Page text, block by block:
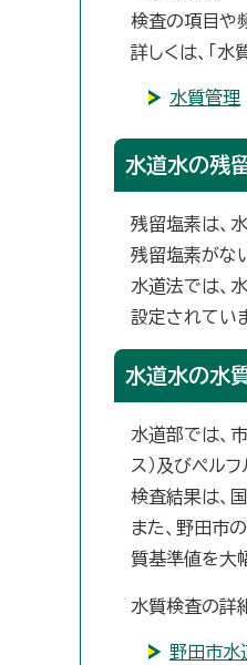
検査の項目や
詳しくは、「水
水質管理
水道水の残
残留塩素は、
残留塩素がな
水道法では、
設定されてい
水道水の水
水道部では、
ス）及びペル
検査結果は、
また、野田市
質基準値を大
水質検査の詳
野田市水